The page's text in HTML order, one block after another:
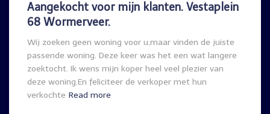
Aangekocht voor mijn klanten. Vestaplein
68 Wormerveer.
Wij zoeken geen woning voor u,maar vinden de juiste
passende woning. Deze keer was het een wat langere
zoektocht. Ik wens mijn koper heel veel plezier van
deze woning.En feliciteer de verkoper met hun
verkochte Read more